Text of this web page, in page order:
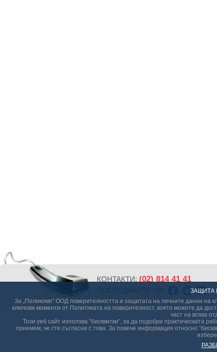
ЗАЩИТА
За „Поликомп“ ООД поверителността и защитата на личните данни на
ключови моменти от Политиката на поверителност, която можете да
част на всяка
Този уеб сайт използва "бисквитки", за да подобри практическата
приемем, че сте съгласни с това. За повече информация относно
КОНТАКТИ: (02) 814 41 41